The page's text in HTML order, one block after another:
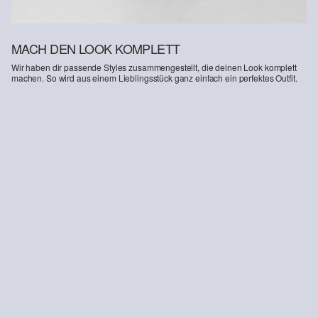
MACH DEN LOOK KOMPLETT
Wir haben dir passende Styles zusammengestellt, die deinen Look komplett
machen. So wird aus einem Lieblingsstück ganz einfach ein perfektes Outfit.